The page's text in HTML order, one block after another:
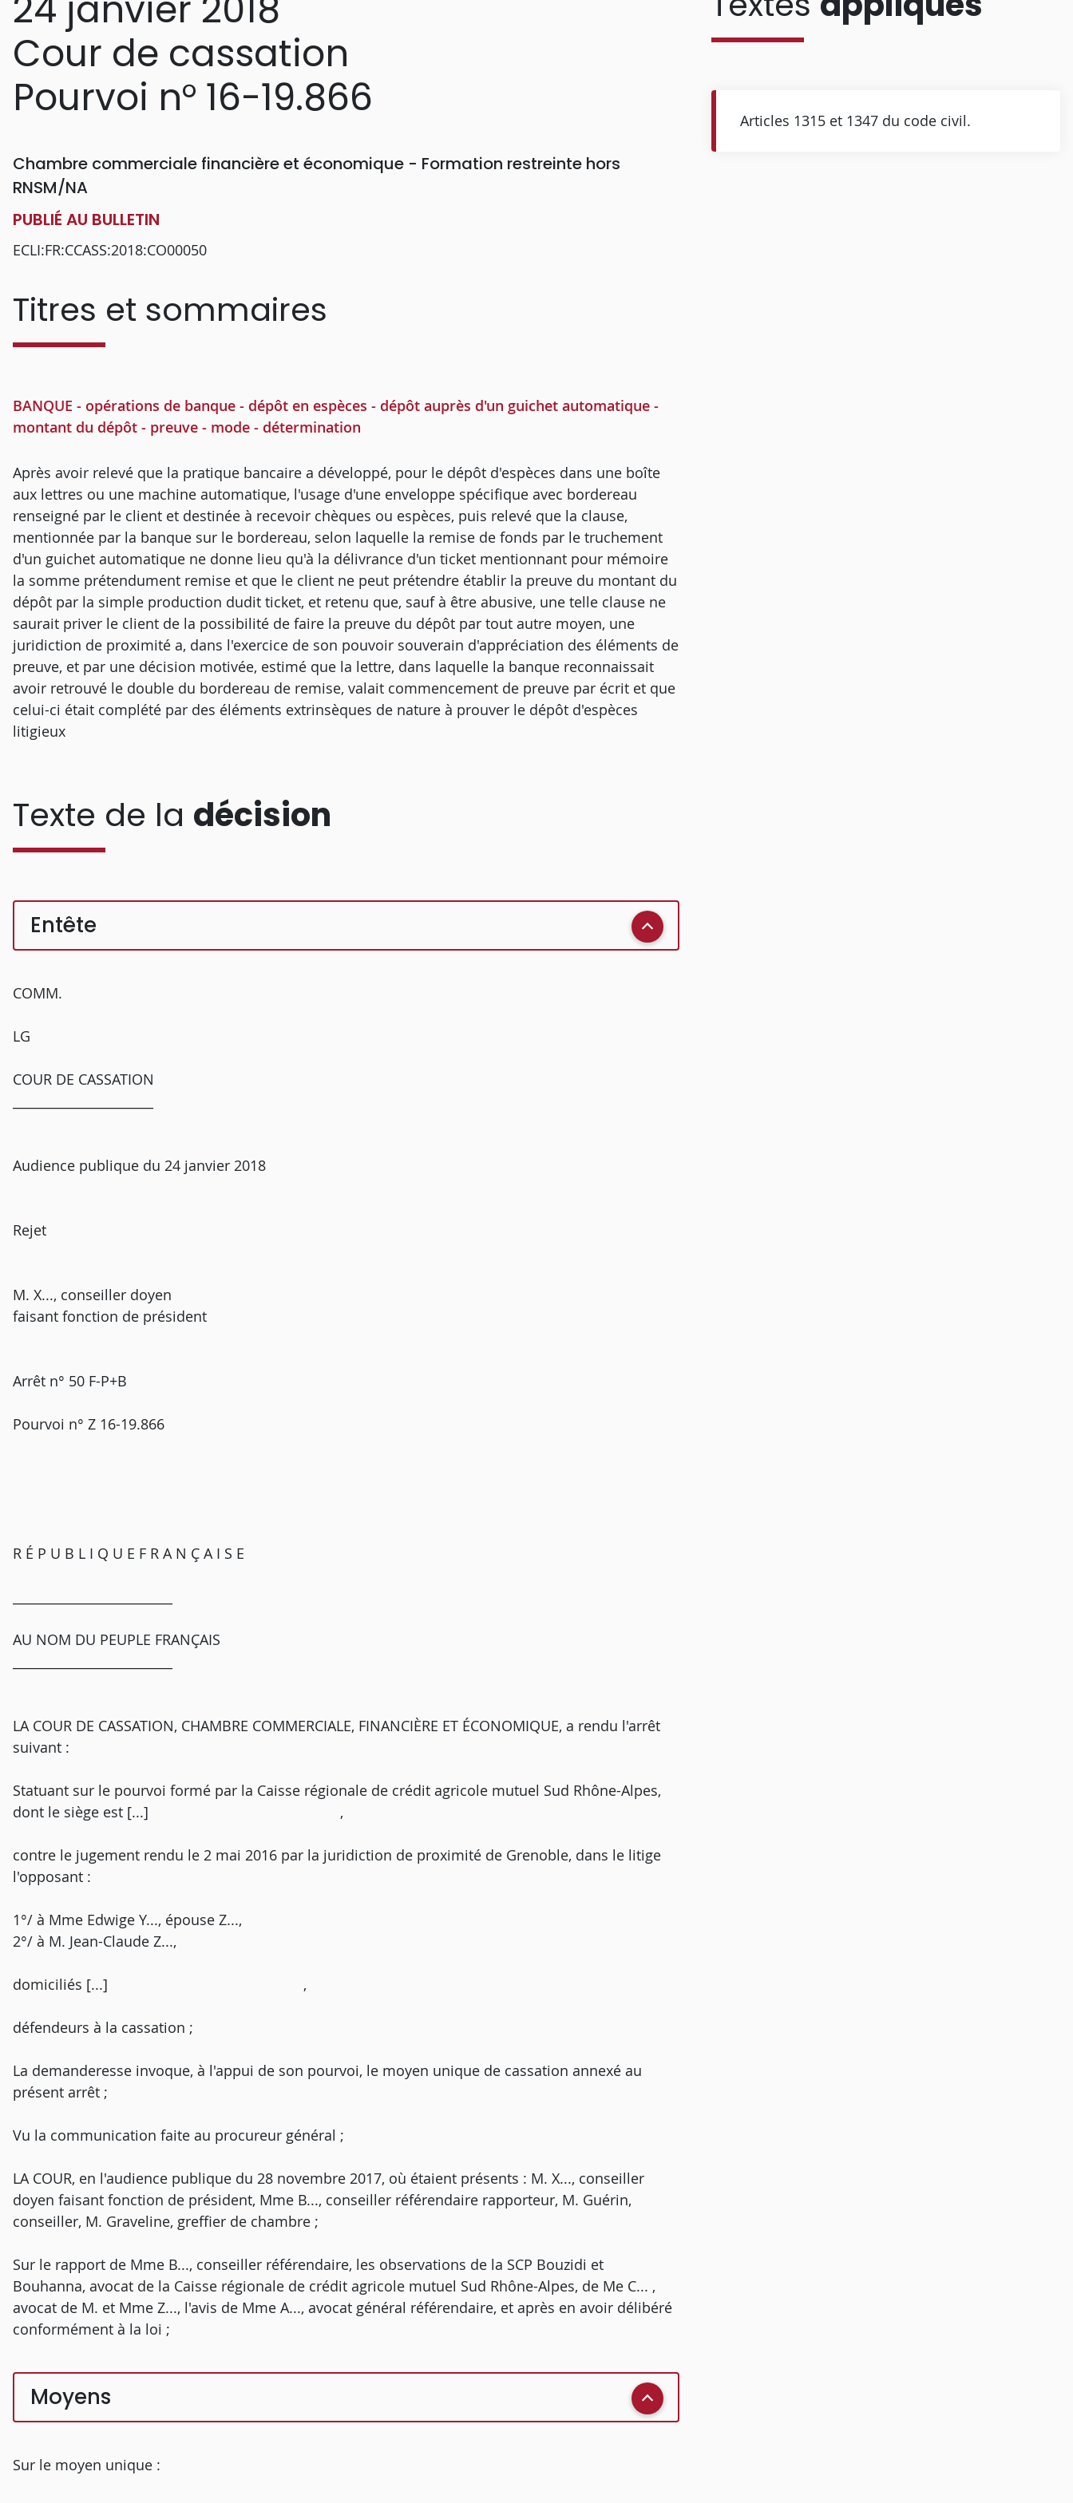
Cour de cassation
Pourvoi n° 16-19.866
Chambre commerciale financière et économique - Formation restreinte hors
RNSM/NA
PUBLIÉ AU BULLETIN
ECLI:FR:CCASS:2018:CO00050
Titres et sommaires
BANQUE - opérations de banque - dépôt en espèces - dépôt auprès d'un guichet automatique -
montant du dépôt - preuve - mode - détermination
Après avoir relevé que la pratique bancaire a développé, pour le dépôt d'espèces dans une boîte
aux lettres ou une machine automatique, l'usage d'une enveloppe spécifique avec bordereau
renseigné par le client et destinée à recevoir chèques ou espèces, puis relevé que la clause,
mentionnée par la banque sur le bordereau, selon laquelle la remise de fonds par le truchement
d'un guichet automatique ne donne lieu qu'à la délivrance d'un ticket mentionnant pour mémoire
la somme prétendument remise et que le client ne peut prétendre établir la preuve du montant du
dépôt par la simple production dudit ticket, et retenu que, sauf à être abusive, une telle clause ne
saurait priver le client de la possibilité de faire la preuve du dépôt par tout autre moyen, une
juridiction de proximité a, dans l'exercice de son pouvoir souverain d'appréciation des éléments de
preuve, et par une décision motivée, estimé que la lettre, dans laquelle la banque reconnaissait
avoir retrouvé le double du bordereau de remise, valait commencement de preuve par écrit et que
celui-ci était complété par des éléments extrinsèques de nature à prouver le dépôt d'espèces
litigieux
Texte de la décision
Entête
COMM.
LG
COUR DE CASSATION
Audience publique du 24 janvier 2018
Rejet
M. X..., conseiller doyen
faisant fonction de président
Arrêt n° 50 F-P+B
Pourvoi n° Z 16-19.866
R É P U B L I Q U E F R A N Ç A I S E
AU NOM DU PEUPLE FRANÇAIS
LA COUR DE CASSATION, CHAMBRE COMMERCIALE, FINANCIÈRE ET ÉCONOMIQUE, a rendu l'arrêt
suivant :
Statuant sur le pourvoi formé par la Caisse régionale de crédit agricole mutuel Sud Rhône-Alpes,
dont le siège est [...] ,
contre le jugement rendu le 2 mai 2016 par la juridiction de proximité de Grenoble, dans le litige
l'opposant :
1°/ à Mme Edwige Y..., épouse Z...,
2°/ à M. Jean-Claude Z...,
domiciliés [...] ,
défendeurs à la cassation ;
La demanderesse invoque, à l'appui de son pourvoi, le moyen unique de cassation annexé au
présent arrêt ;
Vu la communication faite au procureur général ;
LA COUR, en l'audience publique du 28 novembre 2017, où étaient présents : M. X..., conseiller
doyen faisant fonction de président, Mme B..., conseiller référendaire rapporteur, M. Guérin,
conseiller, M. Graveline, greffier de chambre ;
Sur le rapport de Mme B..., conseiller référendaire, les observations de la SCP Bouzidi et
Bouhanna, avocat de la Caisse régionale de crédit agricole mutuel Sud Rhône-Alpes, de Me C... ,
avocat de M. et Mme Z..., l'avis de Mme A..., avocat général référendaire, et après en avoir délibéré
conformément à la loi ;
Moyens
Sur le moyen unique :
Articles 1315 et 1347 du code civil.